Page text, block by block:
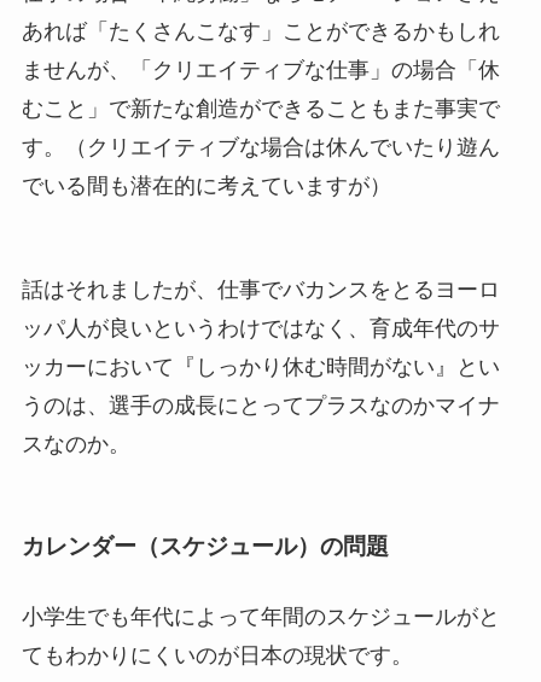
あれば「たくさんこなす」ことができるかもしれ
ませんが、「クリエイティブな仕事」の場合「休
むこと」で新たな創造ができることもまた事実で
す。（クリエイティブな場合は休んでいたり遊ん
でいる間も潜在的に考えていますが）
話はそれましたが、仕事でバカンスをとるヨーロ
ッパ人が良いというわけではなく、育成年代のサ
ッカーにおいて『しっかり休む時間がない』とい
うのは、選手の成長にとってプラスなのかマイナ
スなのか。
カレンダー（スケジュール）の問題
小学生でも年代によって年間のスケジュールがと
てもわかりにくいのが日本の現状です。